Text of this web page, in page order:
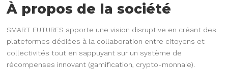
À propos de la société
SMART FUTURES apporte une vision disruptive en créant des
plateformes dédiées à la collaboration entre citoyens et
collectivités tout en sappuyant sur un système de
récompenses innovant (gamification, crypto-monnaie).